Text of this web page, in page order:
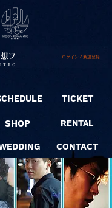
ログイン / 新規登録
SHOP
TICKET
RENTAL
CONTACT